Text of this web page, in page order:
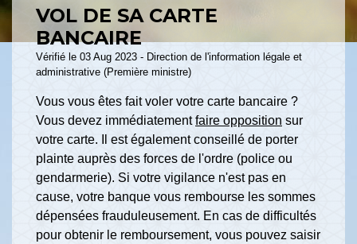
VOL DE SA CARTE
BANCAIRE
Vérifié le 03 Aug 2023 - Direction de l'information légale et
administrative (Première ministre)
Vous vous êtes fait voler votre carte bancaire ?
Vous devez immédiatementfaire opposition sur
votre carte. Il est également conseillé de porter
plainte auprès des forces de l'ordre (police ou
gendarmerie). Si votre vigilance n'est pas en
cause, votre banque vous rembourse les sommes
dépensées frauduleusement. En cas de difficultés
pour obtenir le remboursement, vous pouvez saisir